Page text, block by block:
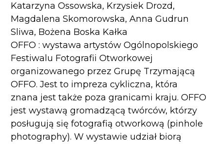
Katarzyna Ossowska, Krzysiek Drozd,
Magdalena Skomorowska, Anna Gudrun
Sliwa, Bożena Boska Kałka
OFFO : wystawa artystów Ogólnopolskiego
Festiwalu Fotografii Otworkowej
organizowanego przez Grupę Trzymającą
OFFO. Jest to impreza cykliczna, która
znana jest także poza granicami kraju. OFFO
jest wystawą gromadzącą twórców, którzy
posługują się fotografią otworkową (pinhole
photography). W wystawie udział biorą